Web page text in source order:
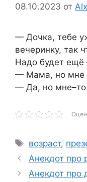
08.10.2023 от Alx
— Дочка, тебе
вечеринку, так
Надо будет ещё
— Мама, но мне
— Да, но мне–то
Метки
возраст,
Анекдот про
Анекдот про